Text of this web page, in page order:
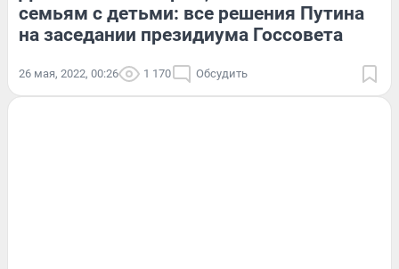
семьям с детьми: все решения Путина
на заседании президиума Госсовета
26 мая, 2022, 00:26 1 170 Обсудить